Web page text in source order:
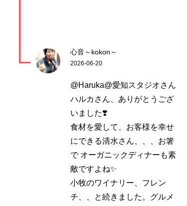
心音～kokon～
2026-06-20
@Haruka@愛知スタジオさん
ハルカさん、ありがとうござ
いました❣️
食材を愛して、お客様を幸せ
にできる清水さん、、、お箸
で オーガニックディナーも素
敵ですよね✨
小牧のワイナリー、フレン
チ、、と続きました。グルメ